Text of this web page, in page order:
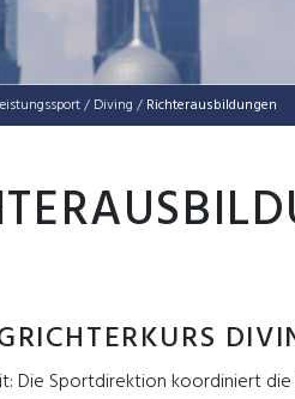
/ Diving / Richterausbildungen
Die Sportdirektion koordiniert